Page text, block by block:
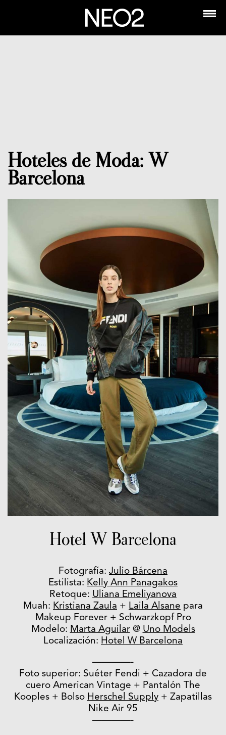
Hoteles de Moda: W
Barcelona
Hotel W Barcelona
Fotografía: Julio Bárcena
Estilista: Kelly Ann Panagakos
Retoque: Uliana Emeliyanova
Muah: Kristiana Zaula + Laila Alsane para
Makeup Forever + Schwarzkopf Pro
Modelo: Marta Aguilar@ Uno Models
Localización: Hotel W Barcelona
————-
Foto superior: Suéter Fendi + Cazadora de
cuero American Vintage + Pantalón The
Kooples + Bolso Herschel Supply + Zapatillas
Nike Air 95
————-